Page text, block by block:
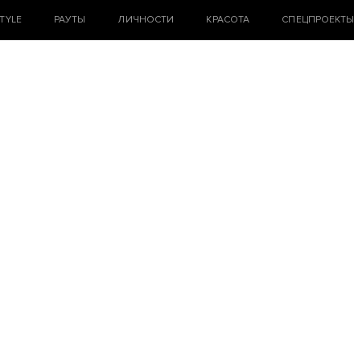
РАУТЫ ЛИЧНОСТИ КРАСОТА СПЕЦПРОЕКТЫ